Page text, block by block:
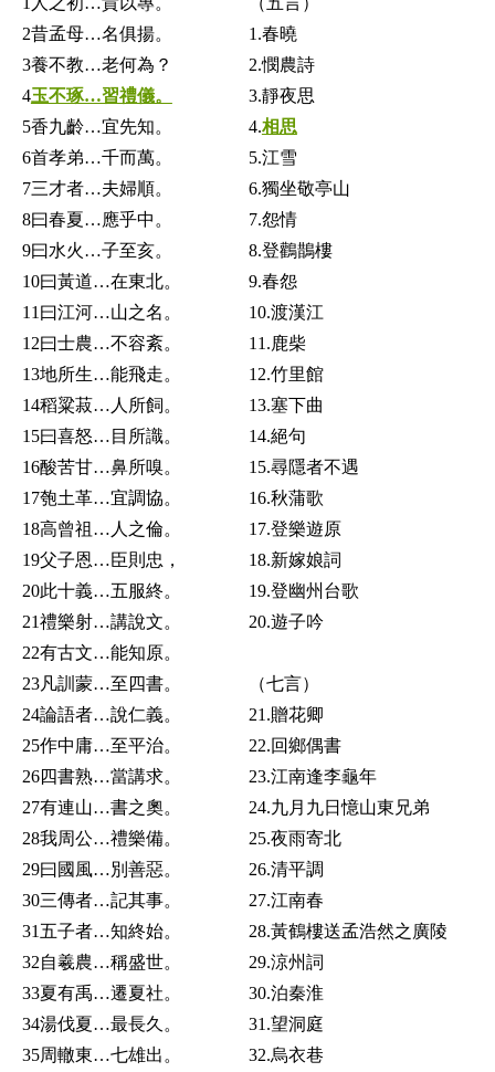
2昔孟母…名俱揚。
3養不教…老何為？
4玉不琢…習禮儀。
5香九齡…宜先知。
6首孝弟…千而萬。
7三才者…夫婦順。
8曰春夏…應乎中。
9曰水火…子至亥。
10曰黃道…在東北。
11曰江河…山之名。
12曰士農…不容紊。
13地所生…能飛走。
14稻粱菽…人所飼。
15曰喜怒…目所識。
16酸苦甘…鼻所嗅。
17匏土革…宜調協。
18高曾祖…人之倫。
19父子恩…臣則忠，
20此十義…五服終。
21禮樂射…講說文。
22有古文…能知原。
23凡訓蒙…至四書。
24論語者…說仁義。
25作中庸…至平治。
26四書熟…當講求。
27有連山…書之奧。
28我周公…禮樂備。
29曰國風…別善惡。
30三傳者…記其事。
31五子者…知終始。
32自羲農…稱盛世。
33夏有禹…遷夏社。
34湯伐夏…最長久。
35周轍東…七雄出。
1.春曉
2.憫農詩
3.靜夜思
4.相思
5.江雪
6.獨坐敬亭山
7.怨情
8.登鸛鵲樓
9.春怨
10.渡漢江
11.鹿柴
12.竹里館
13.塞下曲
14.絕句
15.尋隱者不遇
16.秋蒲歌
17.登樂遊原
18.新嫁娘詞
19.登幽州台歌
20.遊子吟
（七言）
21.贈花卿
22.回鄉偶書
23.江南逢李龜年
24.九月九日憶山東兄弟
25.夜雨寄北
26.清平調
27.江南春
28.黃鶴樓送孟浩然之廣陵
29.涼州詞
30.泊秦淮
31.望洞庭
32.烏衣巷